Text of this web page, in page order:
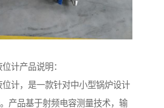
计产品说明：
位计，是一款针对中小型锅炉设计
产品基于射频电容测量技术，输